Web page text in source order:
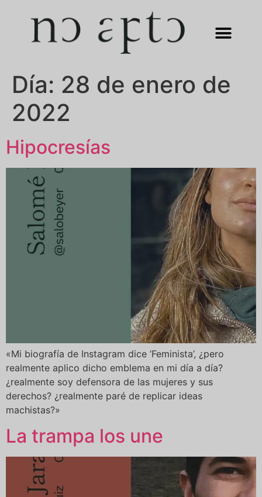
Día: 28 de enero de
2022
Hipocresías
«Mi biografía de Instagram dice ‘Feminista’, ¿pero
realmente aplico dicho emblema en mi día a día?
¿realmente soy defensora de las mujeres y sus
derechos? ¿realmente paré de replicar ideas
machistas?»
La trampa los une